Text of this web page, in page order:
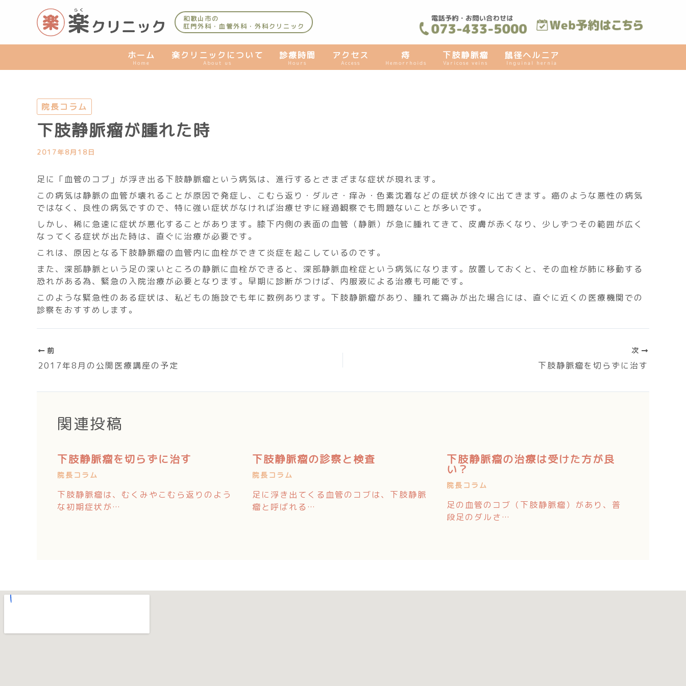
ス
和歌山市の
肛門外科・血管外科・外科クリニック
ホーム
Home
楽クリニックについて
About us
診療時間
Hours
アクセス
Access
痔
Hemorrhoids
下肢静脈瘤
Varicose veins
鼠径ヘルニア
Inguinal hernia
院長コラム
下肢静脈瘤が腫れた時
2017年8月18日
足に「血管のコブ」が浮き出る下肢静脈瘤という病気は、進行するとさまざまな症状が現れます。
この病気は静脈の血管が壊れることが原因で発症し、こむら返り・ダルさ・痒み・色素沈着などの症状が徐々に出てきます。癌のような悪性の病気
ではなく、良性の病気ですので、特に強い症状がなければ治療せずに経過観察でも問題ないことが多いです。
しかし、稀に急速に症状が悪化することがあります。膝下内側の表面の血管（静脈）が急に腫れてきて、皮膚が赤くなり、少しずつその範囲が広く
なってくる症状が出た時は、直ぐに治療が必要です。
これは、原因となる下肢静脈瘤の血管内に血栓ができて炎症を起こしているのです。
また、深部静脈という足の深いところの静脈に血栓ができると、深部静脈血栓症という病気になります。放置しておくと、その血栓が肺に移動する
恐れがある為、緊急の入院治療が必要となります。早期に診断がつけば、内服液による治療も可能です。
このような緊急性のある症状は、私どもの施設でも年に数例あります。下肢静脈瘤があり、腫れて痛みが出た場合には、直ぐに近くの医療機関での
診察をおすすめします。
前
2017年8月の公開医療講座の予定
次
下肢静脈瘤を切らずに治す
関連投稿
下肢静脈瘤を切らずに治す
院長コラム
下肢静脈瘤は、むくみやこむら返りのよう
な初期症状が…
下肢静脈瘤の診察と検査
院長コラム
足に浮き出てくる血管のコブは、下肢静脈
瘤と呼ばれる…
下肢静脈瘤の治療は受けた方が良
い？
院長コラム
足の血管のコブ（下肢静脈瘤）があり、普
段足のダルさ…